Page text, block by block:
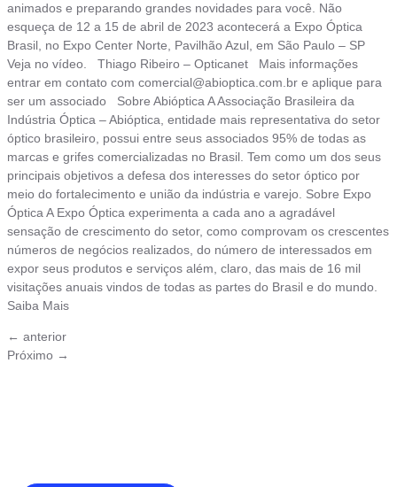
animados e preparando grandes novidades para você. Não
esqueça de 12 a 15 de abril de 2023 acontecerá a Expo Óptica
Brasil, no Expo Center Norte, Pavilhão Azul, em São Paulo – SP
Veja no vídeo. Thiago Ribeiro – Opticanet Mais informações
entrar em contato com comercial@abioptica.com.br e aplique para
ser um associado Sobre Abióptica A Associação Brasileira da
Indústria Óptica – Abióptica, entidade mais representativa do setor
óptico brasileiro, possui entre seus associados 95% de todas as
marcas e grifes comercializadas no Brasil. Tem como um dos seus
principais objetivos a defesa dos interesses do setor óptico por
meio do fortalecimento e união da indústria e varejo. Sobre Expo
Óptica A Expo Óptica experimenta a cada ano a agradável
sensação de crescimento do setor, como comprovam os crescentes
números de negócios realizados, do número de interessados em
expor seus produtos e serviços além, claro, das mais de 16 mil
visitações anuais vindos de todas as partes do Brasil e do mundo.
Saiba Mais
← anterior
Próximo →